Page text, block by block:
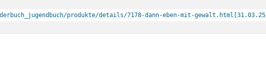
produkte/details/7178-dann-eben-mit-gewalt.html[31.03.25